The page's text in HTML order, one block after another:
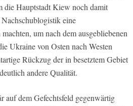
die Hauptstadt Kiew noch damit
eine
um nach dem ausgebliebenen
Ukraine von Osten nach Westen
Rückzug der in besetztem Gebiet
andere Qualität.
auf dem Gefechtsfeld gegenwärtig